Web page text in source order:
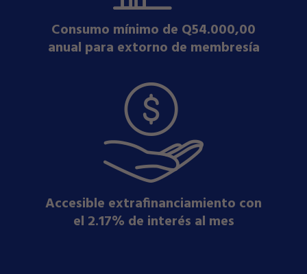
Consumo mínimo de Q54.000,00
anual para extorno de membresía
Accesible extrafinanciamiento con
el 2.17% de interés al mes